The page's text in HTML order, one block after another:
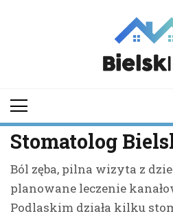
okolic
Stomatolog
Ból zęba, pilna wizyta z
planowane leczenie
Podlaskim działa kilku